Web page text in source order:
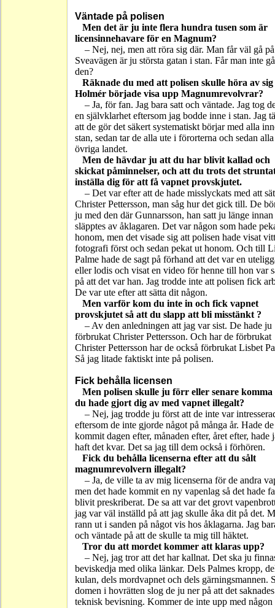
Väntade på polisen
Men det är ju inte flera hundra tusen som är
licensinnehavare för en Magnum?
– Nej, nej, men att röra sig där. Man får väl gå
Sveavägen är ju största gatan i stan. Får man inte
den?
Räknade du med att polisen skulle höra av
Holmér började visa upp Magnumrevolvrar?
– Ja, för fan. Jag bara satt och väntade. Jag tog
en självklarhet eftersom jag bodde inne i stan. Jag
att de gör det säkert systematiskt börjar med alla
stan, sedan tar de alla ute i förorterna och sedan
övriga landet.
Men de hävdar ju att du har blivit kallad och
skickat påminnelser, och att du trots det
inställa dig för att få vapnet provskjutet.
– Det var efter att de hade misslyckats med att
Christer Pettersson, man såg hur det gick till. De
ju med den där Gunnarsson, han satt ju länge innan
släpptes av åklagaren. Det var någon som hade
honom, men det visade sig att polisen hade visat
fotografi först och sedan pekat ut honom. Och till
Palme hade de sagt på förhand att det var en
eller lodis och visat en video för henne till hon var
på att det var han. Jag trodde inte att polisen fick
De var ute efter att sätta dit någon.
Men varför kom du inte in och fick vapnet
provskjutet så att du slapp att bli misstänkt ?
– Av den anledningen att jag var sist. De hade ju
förbrukat Christer Pettersson. Och har de förbrukat
Christer Pettersson har de också förbrukat Lisbet
Så jag litade faktiskt inte på polisen.
Fick behålla licensen
Men polisen skulle ju förr eller senare komma
du hade gjort dig av med vapnet illegalt?
– Nej, jag trodde ju först att de inte var
eftersom de inte gjorde något på många år. Hade de
kommit dagen efter, månaden efter, året efter, hade
haft det kvar. Det sa jag till dem också i förhören.
Fick du behålla licenserna efter att du sålt
magnumrevolvern illegalt?
– Ja, de ville ta av mig licenserna för de andra
men det hade kommit en ny vapenlag så det hade
blivit preskriberat. De sa att var det grovt
jag var väl inställd på att jag skulle åka dit på det.
rann ut i sanden på något vis hos åklagarna. Jag
och väntade på att de skulle ta mig till häktet.
Tror du att mordet kommer att klaras upp?
– Nej, jag tror att det har kallnat. Det ska ju
beviskedja med olika länkar. Dels Palmes kropp,
kulan, dels mordvapnet och dels gärningsmannen.
domen i hovrätten slog de ju ner på att det saknades
teknisk bevisning. Kommer de inte upp med någon